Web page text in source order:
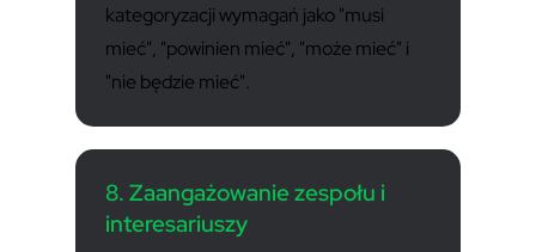
kategoryzacji wymagań jako "musi
mieć", "powinien mieć", "może mieć" i
"nie będzie mieć".
8. Zaangażowanie zespołu i
interesariuszy